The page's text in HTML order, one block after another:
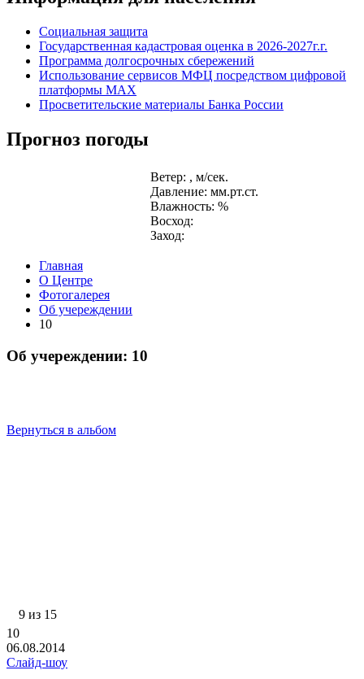
Социальная защита
Государственная кадастровая оценка в 2026-2027г.г.
Программа долгосрочных сбережений
Использование сервисов МФЦ посредством цифровой
платформы MAX
Просветительские материалы Банка России
Прогноз погоды
Ветер: , м/сек.
Давление: мм.рт.ст.
Влажность: %
Восход:
Заход:
Главная
О Центре
Фотогалерея
Об учереждении
10
Об учереждении: 10
Вернуться в альбом
9 из 15
10
06.08.2014
Слайд-шоу